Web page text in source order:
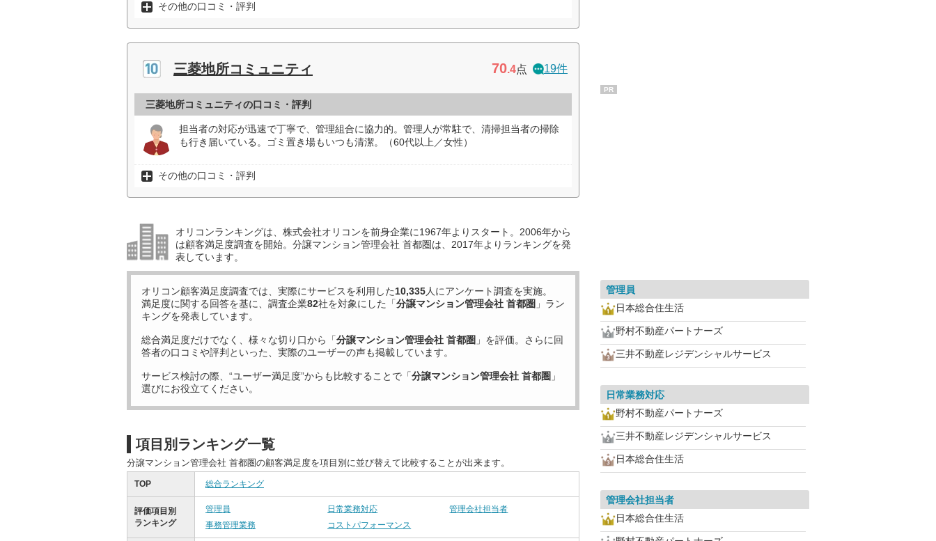
その他の口コミ・評判
三菱地所コミュニティ 70.4点 19件
三菱地所コミュニティの口コミ・評判
担当者の対応が迅速で丁寧で、管理組合に協力的。管理人が常駐で、清掃担当者の掃除
も行き届いている。ゴミ置き場もいつも清潔。（60代以上／女性）
その他の口コミ・評判
オリコンランキングは、株式会社オリコンを前身企業に1967年よりスタート。2006年から
は顧客満足度調査を開始。分譲マンション管理会社 首都圏は、2017年よりランキングを発
表しています。
オリコン顧客満足度調査では、実際にサービスを利用した10,335人にアンケート調査を実施。
満足度に関する回答を基に、調査企業82社を対象にした「分譲マンション管理会社 首都圏 」ラン
キングを発表しています。
総合満足度だけでなく、様々な切り口から「分譲マンション管理会社 首都圏 」を評価。さらに回
答者の口コミや評判といった、実際のユーザーの声も掲載しています。
サービス検討の際、“ユーザー満足度”からも比較することで「分譲マンション管理会社 首都圏 」
選びにお役立てください。
項目別ランキング一覧
分譲マンション管理会社 首都圏の顧客満足度を項目別に並び替えて比較することが出来ます。
TOP 総合ランキング
評価項目別
ランキング
管理員 日常業務対応
管理会社担当者
事務管理業務
コストパフォーマンス
PR
管理員
日本総合住生活
野村不動産パートナーズ
三井不動産レジデンシャルサービス
日常業務対応
野村不動産パートナーズ
三井不動産レジデンシャルサービス
日本総合住生活
管理会社担当者
日本総合住生活